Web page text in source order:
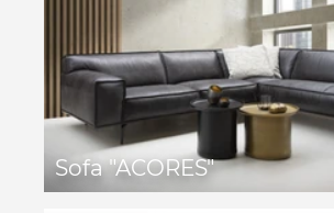
Sofa "ACORES"